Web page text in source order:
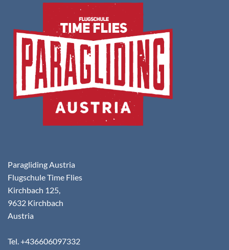
Paragliding Austria
Flugschule Time Flies
Kirchbach 125,
9632 Kirchbach
Austria
Tel. +436606097332